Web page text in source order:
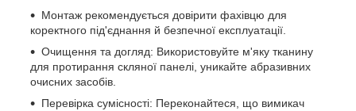
Монтаж рекомендується довірити фахівцю для
коректного під'єднання й безпечної експлуатації.
Очищення та догляд: Використовуйте м'яку тканину
для протирання скляної панелі, уникайте абразивних
очисних засобів.
Перевірка сумісності: Переконайтеся, що вимикач